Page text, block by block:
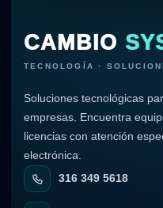
CAMBIO
TECNOLOGÍA ·
Soluciones tecnológicas
empresas. Encuentra
licencias con atención
electrónica.
316 349 5618